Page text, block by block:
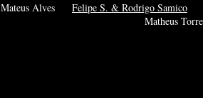
Mateus Alves
Felipe S. & Rodrigo Samico
Matheus